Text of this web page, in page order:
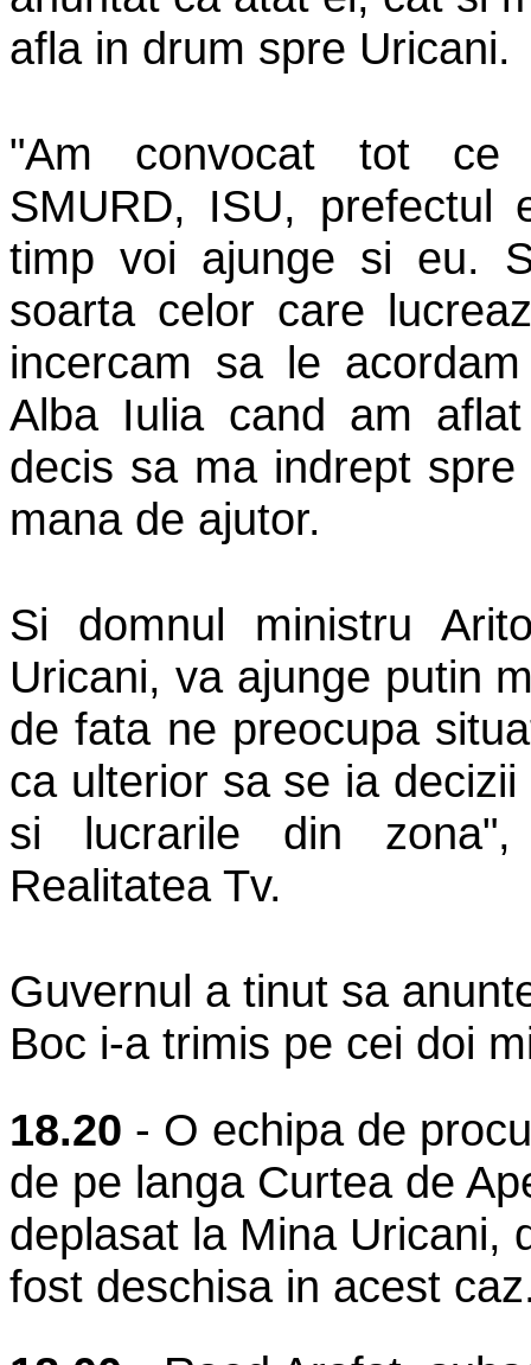
afla in drum spre Uricani.
"Am convocat tot ce
SMURD, ISU, prefectul
timp voi ajunge si eu.
soarta celor care
incercam sa le
Alba Iulia cand am
decis sa ma indrept
mana de ajutor.
Si domnul ministru
Uricani, va ajunge putin
de fata ne preocupa
ca ulterior sa se ia
si lucrarile din
Realitatea Tv.
Guvernul a tinut sa
Boc i-a trimis pe cei doi
18.20 - O echipa de
de pe langa Curtea de
deplasat la Mina Uricani,
fost deschisa in acest